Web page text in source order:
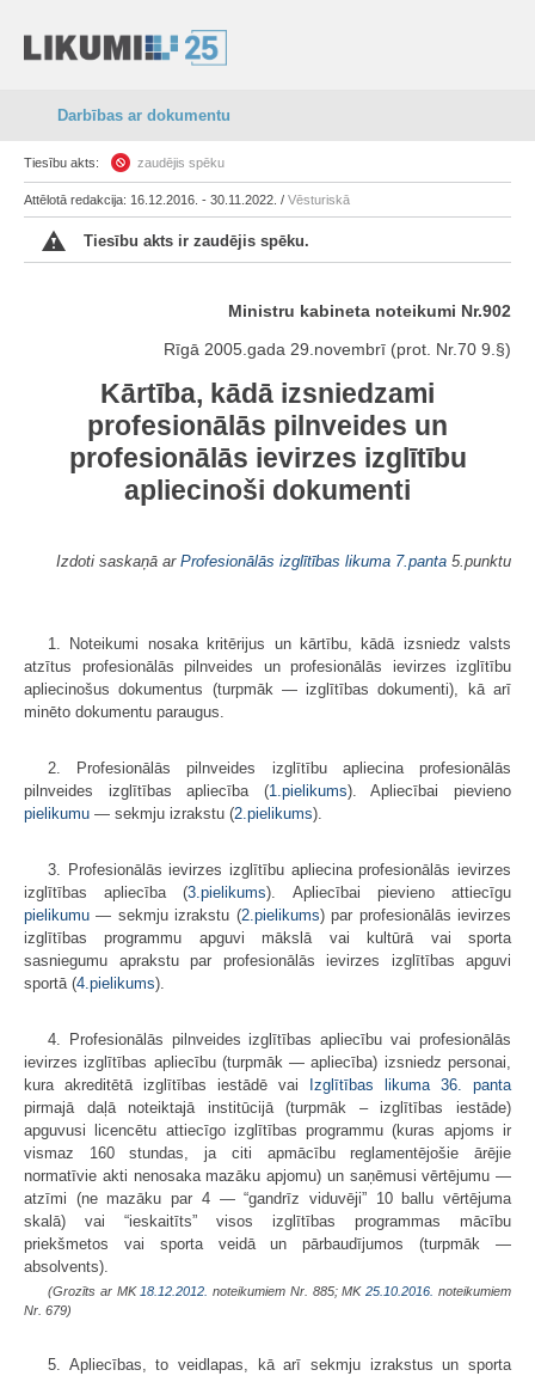
Darbības ar dokumentu
Tiesību akts: zaudējis spēku
Attēlotā redakcija: 16.12.2016. - 30.11.2022. / Vēsturiskā
Tiesību akts ir zaudējis spēku.
Ministru kabineta noteikumi Nr.902
Rīgā 2005.gada 29.novembrī (prot. Nr.70 9.§)
Kārtība, kādā izsniedzami
profesionālās pilnveides un
profesionālās ievirzes izglītību
apliecinoši dokumenti
Izdoti saskaņā ar Profesionālās izglītības likuma 7.panta 5.punktu
1. Noteikumi nosaka kritērijus un kārtību, kādā izsniedz valsts
atzītus profesionālās pilnveides un profesionālās ievirzes izglītību
apliecinošus doku­mentus (turpmāk — izglītības dokumenti), kā arī
minēto dokumentu paraugus.
2. Profesionālās pilnveides izglītību apliecina profesionālās
pilnveides izglītības apliecība (1.pielikums). Apliecībai pievieno
pielikumu — sekmju izrakstu (2.pielikums).
3. Profesionālās ievirzes izglītību apliecina profesionālās ievirzes
izglītības apliecība (3.pielikums). Apliecībai pievieno attiecīgu
pielikumu — sekmju izrakstu (2.pielikums) par profesionālās ievirzes
izglītības programmu apguvi mākslā vai kultūrā vai sporta
sasniegumu aprakstu par profesionālās ievirzes izglītības apguvi
sportā (4.pielikums).
4. Profesionālās pilnveides izglītības apliecību vai profesionālās
ievirzes izglītības apliecību (turpmāk — apliecība) izsniedz personai,
kura akreditētā izglītības iestādē vai Izglītības likuma 36. panta
pirmajā daļā noteiktajā institūcijā (turpmāk – izglītības iestāde)
apguvusi licencētu attiecīgo izglītības programmu (kuras apjoms ir
vismaz 160 stundas, ja citi apmācību reglamentējošie ārējie
normatīvie akti nenosaka mazāku apjomu) un saņēmusi vērtējumu —
atzīmi (ne mazāku par 4 — “gandrīz viduvēji” 10 ballu vērtējuma
skalā) vai “ieskaitīts” visos izglītības programmas mācību
priekšmetos vai sporta veidā un pārbaudījumos (turpmāk —
absolvents).
(Grozīts ar MK 18.12.2012. noteikumiem Nr. 885; MK25.10.2016. noteikumiem
Nr. 679)
5. Apliecības, to veidlapas, kā arī sek­mju izrakstus un sporta